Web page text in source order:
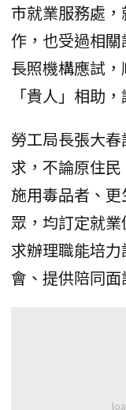
市就業服務處
作，也受過相
長照機構應試
「貴人」相助
勞工局長張大
求，不論原住民
施用毒品者、
眾，均訂定就
求辦理職能培
會、提供陪同面